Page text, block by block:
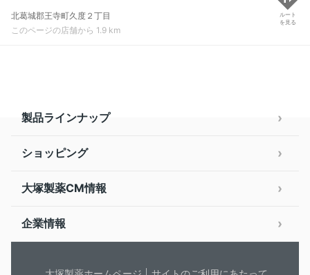
北葛城郡王寺町久度２丁目
このページの店舗から 1.9 km
ルート
を見る
製品ラインナップ
ショッピング
大塚製薬CM情報
企業情報